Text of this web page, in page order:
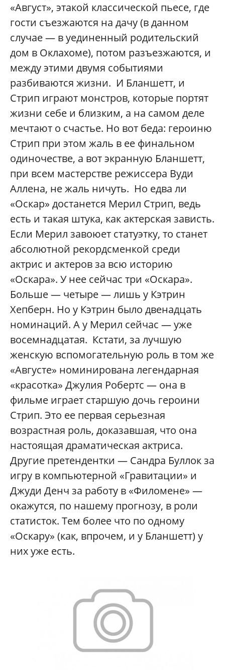
«Август», этакой классической пьесе, где
гости съезжаются на дачу (в данном
случае — в уединенный родительский
дом в Оклахоме), потом разъезжаются, и
между этими двумя событиями
разбиваются жизни. И Бланшетт, и
Стрип играют монстров, которые портят
жизни себе и близким, а на самом деле
мечтают о счастье. Но вот беда: героиню
Стрип при этом жаль в ее финальном
одиночестве, а вот экранную Бланшетт,
при всем мастерстве режиссера Вуди
Аллена, не жаль ничуть. Но едва ли
«Оскар» достанется Мерил Стрип, ведь
есть и такая штука, как актерская зависть.
Если Мерил завоюет статуэтку, то станет
абсолютной рекордсменкой среди
актрис и актеров за всю историю
«Оскара». У нее сейчас три «Оскара».
Больше — четыре — лишь у Кэтрин
Хепберн. Но у Кэтрин было двенадцать
номинаций. А у Мерил сейчас — уже
восемнадцатая. Кстати, за лучшую
женскую вспомогательную роль в том же
«Августе» номинирована легендарная
«красотка» Джулия Робертс — она в
фильме играет старшую дочь героини
Стрип. Это ее первая серьезная
возрастная роль, доказавшая, что она
настоящая драматическая актриса.
Другие претендентки — Сандра Буллок за
игру в компьютерной «Гравитации» и
Джуди Денч за работу в «Филомене» —
окажутся, по нашему прогнозу, в роли
статисток. Тем более что по одному
«Оскару» (как, впрочем, и у Бланшетт) у
них уже есть.